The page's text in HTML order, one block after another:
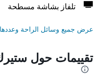
تلفاز بشاشة مسطحة
عرض جميع وسائل الراحة وعددها 63
تقييمات حول